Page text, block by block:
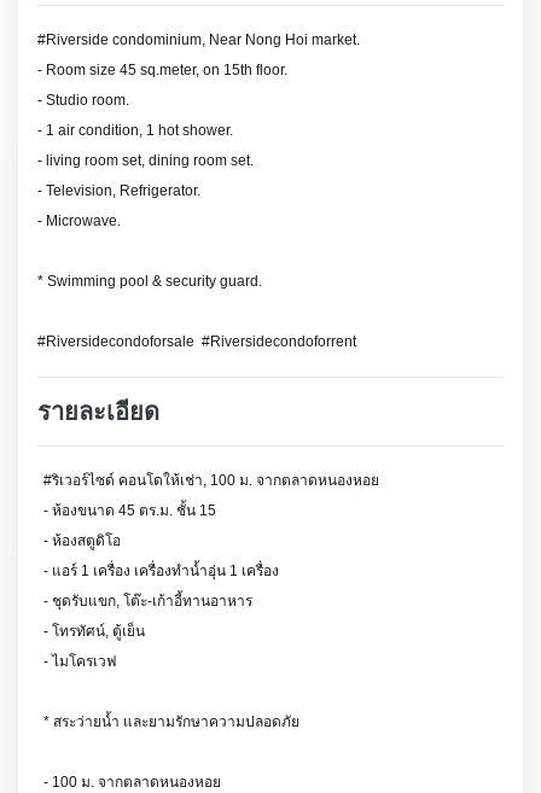
#Riverside condominium, Near Nong Hoi market.
- Room size 45 sq.meter, on 15th floor.
- Studio room.
- 1 air condition, 1 hot shower.
- living room set, dining room set.
- Television, Refrigerator.
- Microwave.
* Swimming pool & security guard.
#Riversidecondoforsale #Riversidecondoforrent
รายละเอียด
#ริเวอร์ไซด์ คอนโดให้เช่า, 100 ม. จากตลาดหนองหอย
- ห้องขนาด 45 ตร.ม. ชั้น 15
- ห้องสตูดิโอ
- แอร์ 1 เครื่อง เครื่องทำน้ำอุ่น 1 เครื่อง
- ชุดรับแขก, โต๊ะ-เก้าอี้ทานอาหาร
- โทรทัศน์, ตู้เย็น
- ไมโครเวฟ
* สระว่ายน้ำ และยามรักษาความปลอดภัย
- 100 ม. จากตลาดหนองหอย